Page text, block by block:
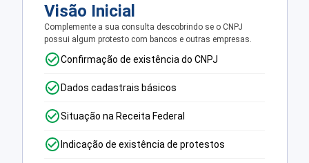
Visão Inicial
Complemente a sua consulta descobrindo se o CNPJ
possui algum protesto com bancos e outras empresas.
Confirmação de existência do CNPJ
Dados cadastrais básicos
Situação na Receita Federal
Indicação de existência de protestos